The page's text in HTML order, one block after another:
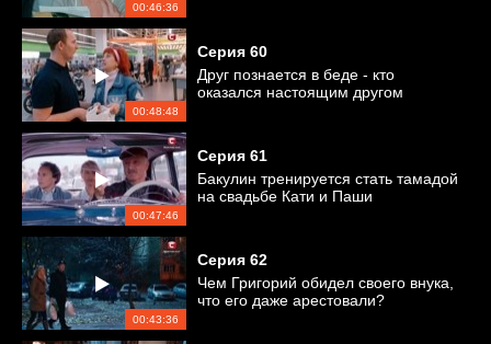
00:46:36
00:48:48
Серия 60
Друг познается в беде - кто
оказался настоящим другом
00:47:46
Серия 61
Бакулин тренируется стать тамадой
на свадьбе Кати и Паши
00:43:36
Серия 62
Чем Григорий обидел своего внука,
что его даже арестовали?